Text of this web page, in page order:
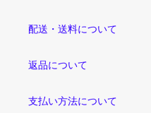
配送・送料について
返品について
支払い方法について